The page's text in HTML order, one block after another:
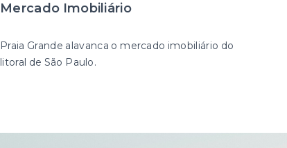
Mercado Imobiliário
Praia Grande alavanca o mercado imobiliário do
litoral de São Paulo.